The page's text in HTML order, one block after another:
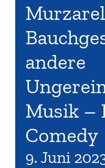
andere
Musik –
Comedy
9. Juni